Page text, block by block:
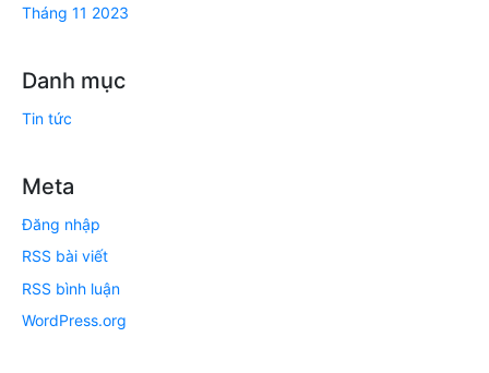
Tháng 11 2023
Danh mục
Tin tức
Meta
Đăng nhập
RSS bài viết
RSS bình luận
WordPress.org